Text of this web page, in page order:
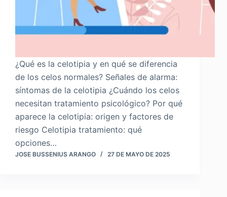
¿Qué es la celotipia y en qué se diferencia
de los celos normales? Señales de alarma:
síntomas de la celotipia ¿Cuándo los celos
necesitan tratamiento psicológico? Por qué
aparece la celotipia: origen y factores de
riesgo Celotipia tratamiento: qué
opciones…
JOSE BUSSENIUS ARANGO 27 DE MAYO DE 2025